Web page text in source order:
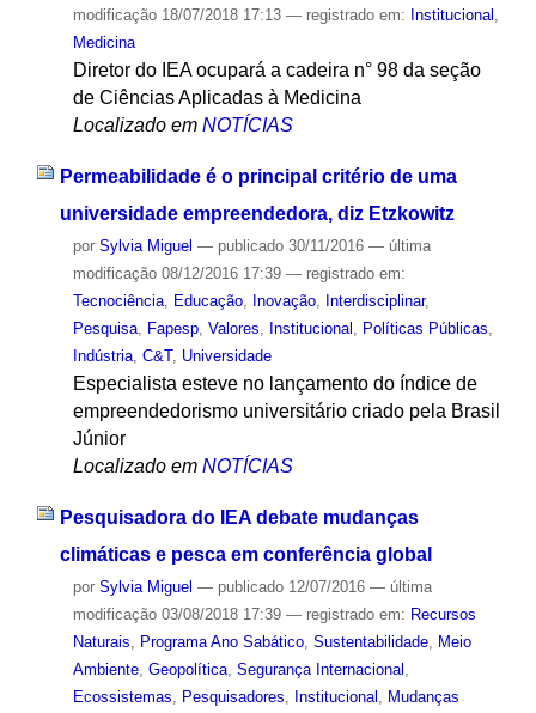
modificação18/07/2018 17:13 — registrado em: Institucional ,
Medicina
Diretor do IEA ocupará a cadeira n° 98 da seção
de Ciências Aplicadas à Medicina
Localizado em NOTÍCIAS
Permeabilidade é o principal critério de uma
universidade empreendedora, diz Etzkowitz
por Sylvia Miguel — publicado30/11/2016 — última
modificação08/12/2016 17:39 — registrado em:
Tecnociência, Educação, Inovação, Interdisciplinar,
Pesquisa, Fapesp, Valores Institucional Políticas Públicas
Indústria, C&T, Universidade
Especialista esteve no lançamento do índice de
empreendedorismo universitário criado pela Brasil
Júnior
Localizado em NOTÍCIAS
Pesquisadora do IEA debate mudanças
climáticas e pesca em conferência global
por Sylvia Miguel — publicado12/07/2016 — última
modificação03/08/2018 17:39 — registrado em: Recursos
Naturais
Programa Ano Sabático, Sustentabilidade, Meio
Ambiente, Geopolítica, Segurança Internacional
Ecossistemas
Pesquisadores Institucional
Mudanças